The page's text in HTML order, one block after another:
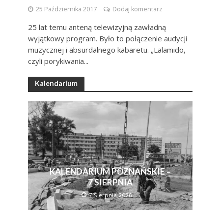
25 Października 2017 Dodaj komentarz
25 lat temu anteną telewizyjną zawładną
wyjątkowy program. Było to połączenie audycji
muzycznej i absurdalnego kabaretu. „Lalamido,
czyli porykiwania...
Kalendarium
KALENDARIUM POZNAŃSKIE –
7 SIERPNIA
7 Sierpnia 2026